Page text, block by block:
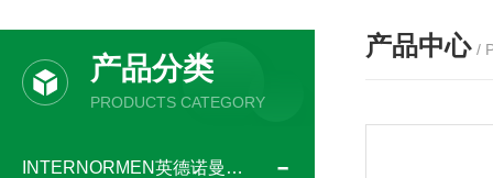
产品分类
PRODUCTS CATEGORY
INTERNORMEN英德诺曼滤芯
产品中心 /